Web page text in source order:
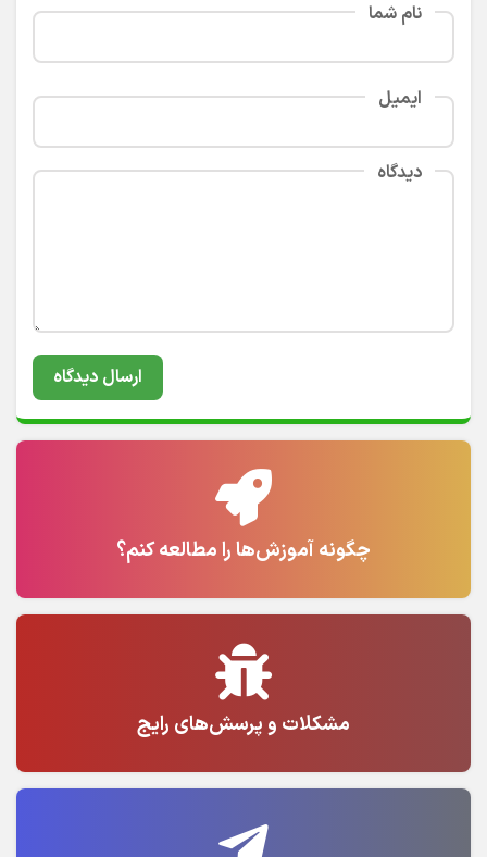
نام شما
ایمیل
دیدگاه
چگونه آموزش‌ها را مطالعه کنم؟
مشکلات و پرسش‌های رایج